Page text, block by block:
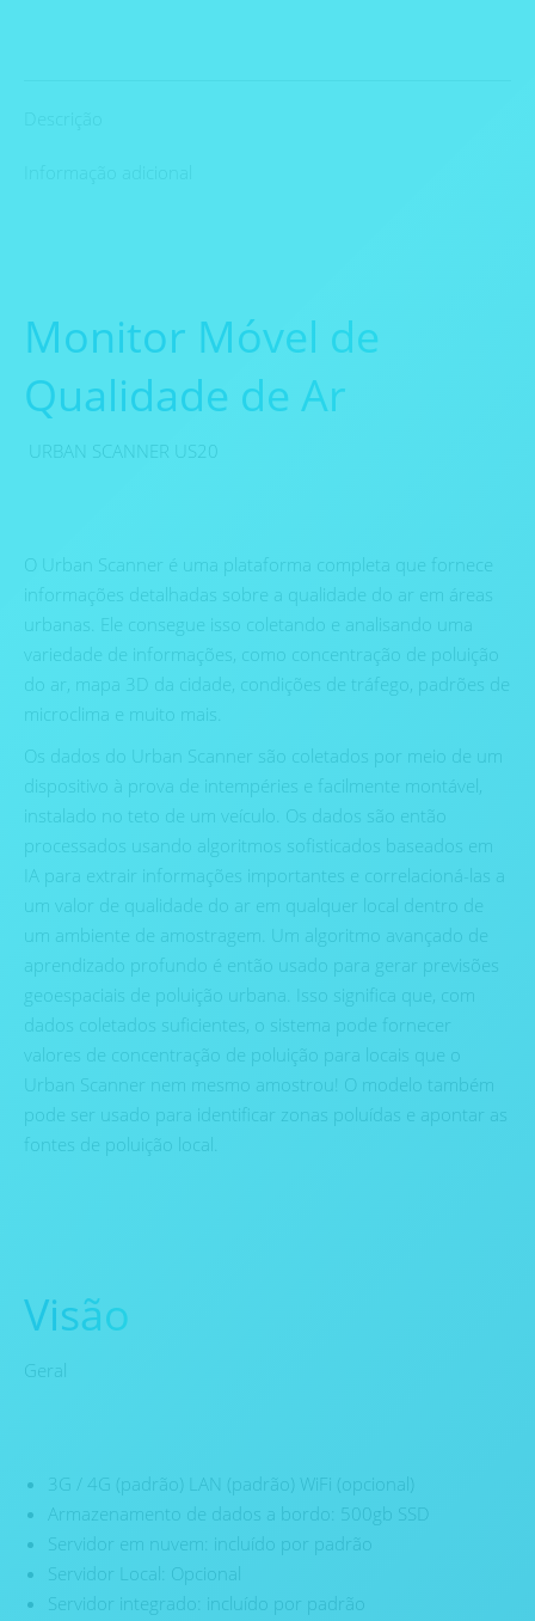
Monitor Móvel de
Qualidade de Ar
URBAN SCANNER US20
O Urban Scanner é uma plataforma completa que fornece
informações detalhadas sobre a qualidade do ar em áreas
urbanas. Ele consegue isso coletando e analisando uma
variedade de informações, como concentração de poluição
do ar, mapa 3D da cidade, condições de tráfego, padrões de
microclima e muito mais.
Os dados do Urban Scanner são coletados por meio de um
dispositivo à prova de intempéries e facilmente montável,
instalado no teto de um veículo. Os dados são então
processados usando algoritmos sofisticados baseados em
IA para extrair informações importantes e correlacioná-las a
um valor de qualidade do ar em qualquer local dentro de
um ambiente de amostragem. Um algoritmo avançado de
aprendizado profundo é então usado para gerar previsões
geoespaciais de poluição urbana. Isso significa que, com
dados coletados suficientes, o sistema pode fornecer
valores de concentração de poluição para locais que o
Urban Scanner nem mesmo amostrou! O modelo também
pode ser usado para identificar zonas poluídas e apontar as
fontes de poluição local.
Visão
Geral
3G / 4G (padrão) LAN (padrão) WiFi (opcional)
Armazenamento de dados a bordo: 500gb SSD
Servidor em nuvem: incluído por padrão
Servidor Local: Opcional
Servidor integrado: incluído por padrão